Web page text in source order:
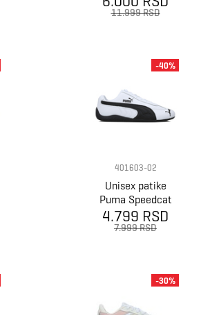
11.999 RSD
401603-02
Unisex patike
Puma Speedcat
lth
4.799 RSD
7.999 RSD
-40%
-30%